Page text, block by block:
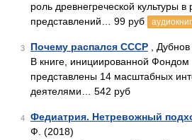
роль древнегреческой культуры в
представлений… 99 руб
3 Почему распался СССР ,
В книге, инициированной Фондом
представлены 14 масштабных
деятелями… 542 руб
4 Федиатрия. Нетревожный
Ф. (2018)